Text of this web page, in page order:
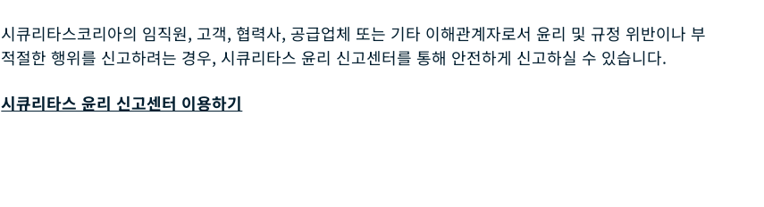
시큐리타스코리아의 임직원, 고객, 협력사, 공급업체 또는 기타 이해관계자로서 윤리 및 규정 위반이나 부
적절한 행위를 신고하려는 경우, 시큐리타스 윤리 신고센터를 통해 안전하게 신고하실 수 있습니다.
시큐리타스 윤리 신고센터 이용하기